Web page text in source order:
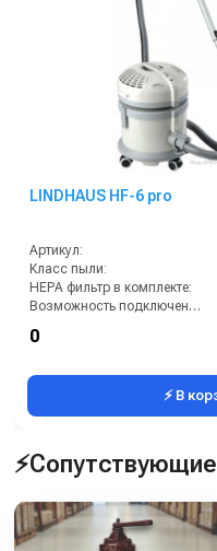
LINDHAUS HF-6 pro
Артикул:
Класс пыли:
HEPA фильтр в комплекте:
Возможность подключения электрощетки:
Мощность всасывания:
0
⚡ В